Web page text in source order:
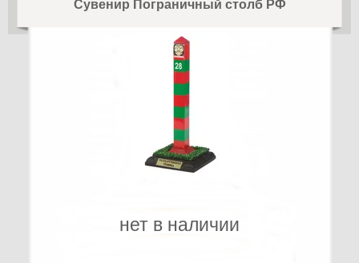
Сувенир Пограничный столб РФ
нет в наличии